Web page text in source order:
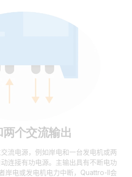
个交流输出
流电源 ， 例如岸电和一台发电机或两
连接有功电源。主输出具有不断电功
岸电或发电机电力中断， Quattro-II会